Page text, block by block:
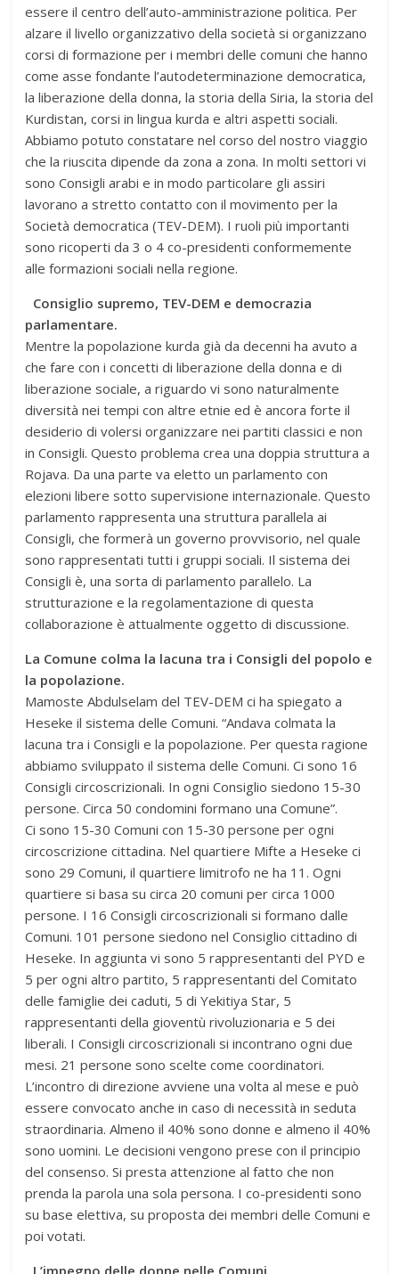
essere il centro dell’auto-amministrazione politica. Per
alzare il livello organizzativo della società si organizzano
corsi di formazione per i membri delle comuni che hanno
come asse fondante l’autodeterminazione democratica,
la liberazione della donna, la storia della Siria, la storia del
Kurdistan, corsi in lingua kurda e altri aspetti sociali.
Abbiamo potuto constatare nel corso del nostro viaggio
che la riuscita dipende da zona a zona. In molti settori vi
sono Consigli arabi e in modo particolare gli assiri
lavorano a stretto contatto con il movimento per la
Società democratica (TEV-DEM). I ruoli più importanti
sono ricoperti da 3 o 4 co-presidenti conformemente
alle formazioni sociali nella regione.
Consiglio supremo, TEV-DEM e democrazia
parlamentare.
Mentre la popolazione kurda già da decenni ha avuto a
che fare con i concetti di liberazione della donna e di
liberazione sociale, a riguardo vi sono naturalmente
diversità nei tempi con altre etnie ed è ancora forte il
desiderio di volersi organizzare nei partiti classici e non
in Consigli. Questo problema crea una doppia struttura a
Rojava. Da una parte va eletto un parlamento con
elezioni libere sotto supervisione internazionale. Questo
parlamento rappresenta una struttura parallela ai
Consigli, che formerà un governo provvisorio, nel quale
sono rappresentati tutti i gruppi sociali. Il sistema dei
Consigli è, una sorta di parlamento parallelo. La
strutturazione e la regolamentazione di questa
collaborazione è attualmente oggetto di discussione.
La Comune colma la lacuna tra i Consigli del popolo e
la popolazione.
Mamoste Abdulselam del TEV-DEM ci ha spiegato a
Heseke il sistema delle Comuni. “Andava colmata la
lacuna tra i Consigli e la popolazione. Per questa ragione
abbiamo sviluppato il sistema delle Comuni. Ci sono 16
Consigli circoscrizionali. In ogni Consiglio siedono 15-30
persone. Circa 50 condomini formano una Comune”.
Ci sono 15-30 Comuni con 15-30 persone per ogni
circoscrizione cittadina. Nel quartiere Mifte a Heseke ci
sono 29 Comuni, il quartiere limitrofo ne ha 11. Ogni
quartiere si basa su circa 20 comuni per circa 1000
persone. I 16 Consigli circoscrizionali si formano dalle
Comuni. 101 persone siedono nel Consiglio cittadino di
Heseke. In aggiunta vi sono 5 rappresentanti del PYD e
5 per ogni altro partito, 5 rappresentanti del Comitato
delle famiglie dei caduti, 5 di Yekitiya Star, 5
rappresentanti della gioventù rivoluzionaria e 5 dei
liberali. I Consigli circoscrizionali si incontrano ogni due
mesi. 21 persone sono scelte come coordinatori.
L’incontro di direzione avviene una volta al mese e può
essere convocato anche in caso di necessità in seduta
straordinaria. Almeno il 40% sono donne e almeno il 40%
sono uomini. Le decisioni vengono prese con il principio
del consenso. Si presta attenzione al fatto che non
prenda la parola una sola persona. I co-presidenti sono
su base elettiva, su proposta dei membri delle Comuni e
poi votati.
L’impegno delle donne nelle Comuni